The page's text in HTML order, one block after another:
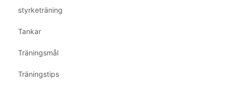
styrketräning
Tankar
Träningsmål
Träningstips